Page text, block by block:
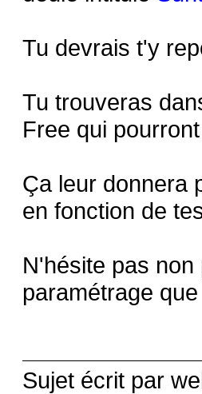
Tu devrais t'y
Tu trouveras
Free qui
Ça leur donnera
en fonction de
N'hésite pas
paramétrage
Sujet écrit par